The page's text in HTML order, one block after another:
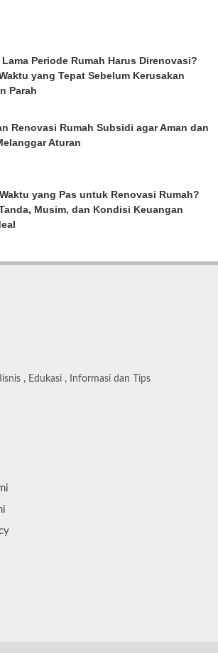
Lama Periode Rumah Harus Direnovasi?
yang Tepat Sebelum Kerusakan
Parah
Renovasi Rumah Subsidi agar Aman dan
Aturan
yang Pas untuk Renovasi Rumah?
Musim, dan Kondisi Keuangan
, Edukasi , Informasi dan Tips